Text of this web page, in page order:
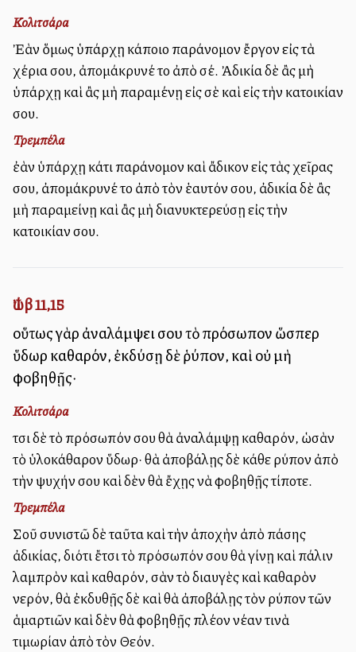
Κολιτσάρα
Ἐὰν ὅμως ὑπάρχῃ κάποιο παράνομον ἔργον εἰς τὰ
χέρια σου, ἀπομάκρυνέ το ἀπὸ σέ. Ἀδικία δὲ ἂς μὴ
ὑπάρχῃ καὶ ἂς μὴ παραμένῃ εἰς σὲ καὶ εἰς τὴν κατοικίαν
σου.
Τρεμπέλα
ἐὰν ὑπάρχῃ κάτι παράνομον καὶ ἄδικον εἰς τὰς χεῖρας
σου, ἀπομάκρυνέ το ἀπὸ τὸν ἑαυτόν σου, ἀδικία δὲ ἂς
μὴ παραμείνῃ καὶ ἂς μὴ διανυκτερεύσῃ εἰς τὴν
κατοικίαν σου.
Ἰώβ 11,15
οὕτως γὰρ ἀναλάμψει σου τὸ πρόσωπον ὥσπερ
ὕδωρ καθαρόν, ἐκδύσῃ δὲ ῥύπον, καὶ οὐ μὴ
φοβηθῇς·
Κολιτσάρα
Ἔτσι δὲ τὸ πρόσωπόν σου θὰ ἀναλάμψῃ καθαρόν, ὡσὰν
τὸ ὑλοκάθαρον ὕδωρ· θὰ ἀποβάλῃς δὲ κάθε ρύπον ἀπὸ
τὴν ψυχήν σου καὶ δὲν θὰ ἔχῃς νὰ φοβηθῇς τίποτε.
Τρεμπέλα
Σοῦ συνιστῶ δὲ ταῦτα καὶ τὴν ἀποχὴν ἀπὸ πάσης
ἀδικίας, διότι ἔτσι τὸ πρόσωπόν σου θὰ γίνῃ καὶ πάλιν
λαμπρὸν καὶ καθαρόν, σὰν τὸ διαυγὲς καὶ καθαρὸν
νερόν, θὰ ἐκδυθῇς δὲ καὶ θὰ ἀποβάλῃς τὸν ρύπον τῶν
ἁμαρτιῶν καὶ δὲν θὰ φοβηθῇς πλέον νέαν τινὰ
τιμωρίαν ἀπὸ τὸν Θεόν.